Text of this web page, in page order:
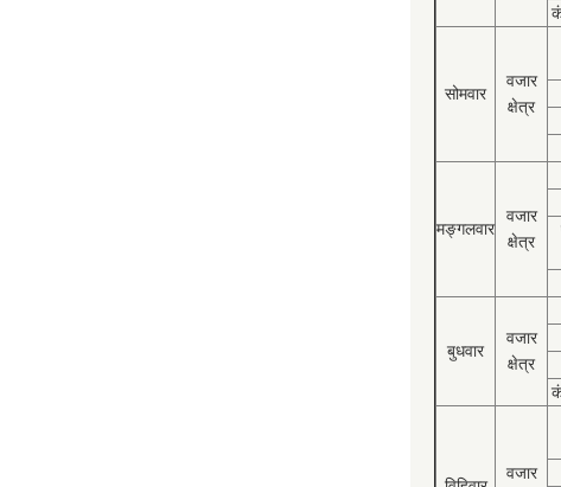
सोमवार
वजार
क्षेत्र
मङ्गलवार
वजार
क्षेत्र
बुधवार
वजार
क्षेत्र
वजार